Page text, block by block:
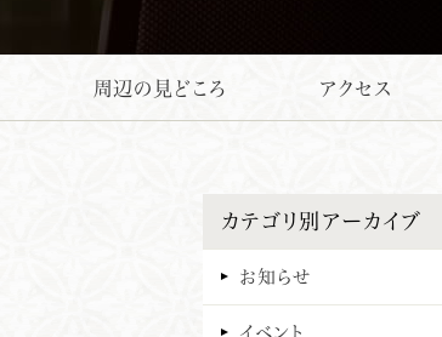
周辺の見どころ アクセス
カテゴリ別アーカイブ
お知らせ
イベント